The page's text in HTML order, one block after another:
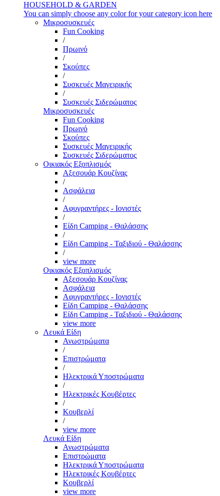
HOUSEHOLD & GARDEN
You can simply choose any color for your category icon here
Μικροσυσκευές
Fun Cooking
/
Πρωινό
/
Σκούπες
/
Συσκευές Μαγειρικής
/
Συσκευές Σιδερώματος
Μικροσυσκευές
Fun Cooking
Πρωινό
Σκούπες
Συσκευές Μαγειρικής
Συσκευές Σιδερώματος
Οικιακός Εξοπλισμός
Αξεσουάρ Κουζίνας
/
Ασφάλεια
/
Αφυγραντήρες - Ιονιστές
/
Είδη Camping - Θαλάσσης
/
Είδη Camping - Ταξιδιού - Θαλάσσης
/
view more
Οικιακός Εξοπλισμός
Αξεσουάρ Κουζίνας
Ασφάλεια
Αφυγραντήρες - Ιονιστές
Είδη Camping - Θαλάσσης
Είδη Camping - Ταξιδιού - Θαλάσσης
view more
Λευκά Είδη
Ανωστρώματα
/
Επιστρώματα
/
Ηλεκτρικά Υποστρώματα
/
Ηλεκτρικές Κουβέρτες
/
Κουβερλί
/
view more
Λευκά Είδη
Ανωστρώματα
Επιστρώματα
Ηλεκτρικά Υποστρώματα
Ηλεκτρικές Κουβέρτες
Κουβερλί
view more